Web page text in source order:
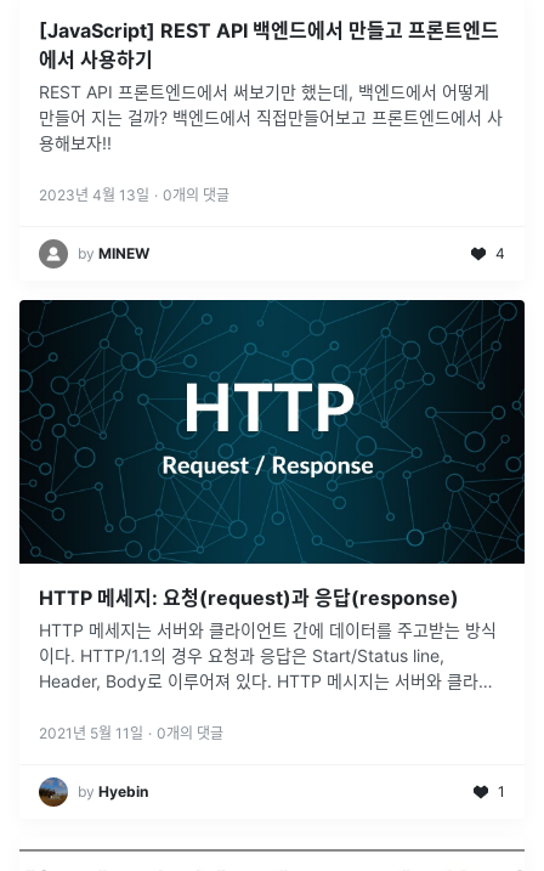
[JavaScript] REST API 백엔드에서 만들고 프론트엔드
에서 사용하기
REST API 프론트엔드에서 써보기만 했는데, 백엔드에서 어떻게
만들어 지는 걸까? 백엔드에서 직접만들어보고 프론트엔드에서 사
용해보자!!
2023년 4월 13일 · 0개의 댓글
by MINEW 4
HTTP 메세지: 요청(request)과 응답(response)
HTTP 메세지는 서버와 클라이언트 간에 데이터를 주고받는 방식
이다. HTTP/1.1의 경우 요청과 응답은 Start/Status line,
Header, Body로 이루어져 있다. HTTP 메시지는 서버와 클라이
2021년 5월 11일 · 0개의 댓글
by Hyebin 1